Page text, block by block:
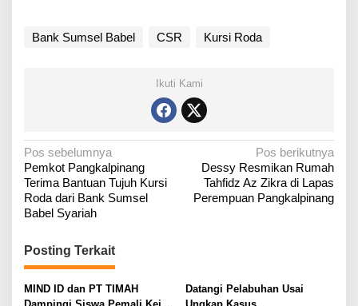
Bank Sumsel Babel CSR Kursi Roda
Ikuti Kami
N
a
v
i
a
s
i
Pos sebelumnya
‎Pemkot Pangkalpinang
Terima Bantuan Tujuh Kursi
Roda dari Bank Sumsel
Babel Syariah
Pos berikutnya
‎Dessy Resmikan Rumah
Tahfidz Az Zikra di Lapas
Perempuan Pangkalpinang
Posting Terkait
MIND ID dan PT TIMAH
Dampingi Siswa Pemali Kejar
Datangi Pelabuhan Usai
Ungkap Kasus